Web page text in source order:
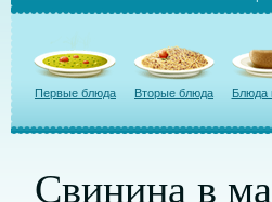
Первые блюда Вторые блюда Блюда
Свинина в